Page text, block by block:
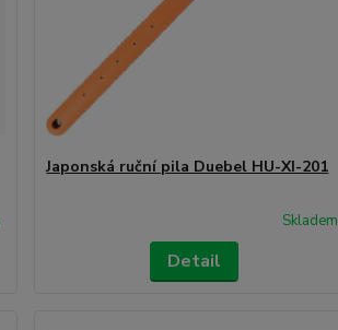
Japonská ruční pila Duebel HU-XI-201
Skladem
Detail